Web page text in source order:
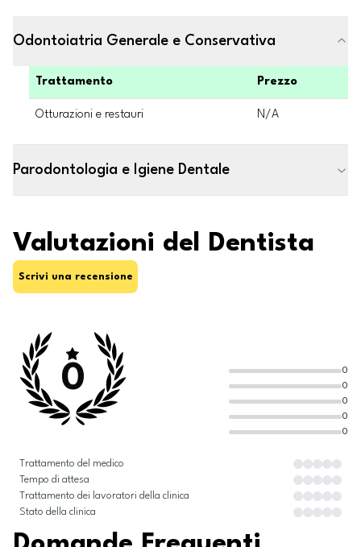
Odontoiatria Generale e Conservativa
Trattamento Prezzo
Otturazioni e restauri N/A
Parodontologia e Igiene Dentale
Valutazioni del Dentista
Scrivi una recensione
0
0
0
0
0
0
Trattamento del medico
Tempo di attesa
Trattamento dei lavoratori della clinica
Stato della clinica